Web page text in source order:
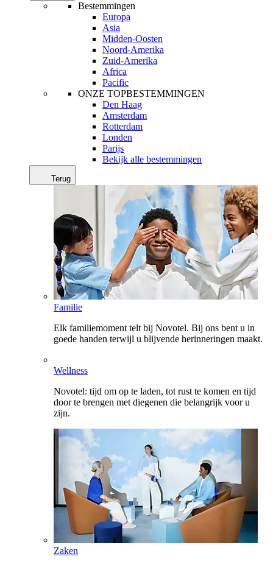
Bestemmingen
Europa
Asia
Midden-Oosten
Noord-Amerika
Zuid-Amerika
Africa
Pacific
ONZE TOPBESTEMMINGEN
Den Haag
Amsterdam
Rotterdam
Londen
Parijs
Bekijk alle bestemmingen
Terug
Familie
Elk familiemoment telt bij Novotel. Bij ons bent u in
goede handen terwijl u blijvende herinneringen maakt.
Wellness
Novotel: tijd om op te laden, tot rust te komen en tijd
door te brengen met diegenen die belangrijk voor u
zijn.
Zaken